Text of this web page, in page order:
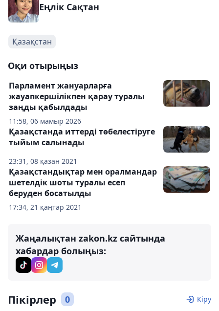
Еңлік Сақтан
Қазақстан
Оқи отырыңыз
11:58, 06 мамыр 2026
Парламент жануарларға
жауапкершілікпен қарау туралы
заңды қабылдады
23:31, 08 қазан 2021
Қазақстанда иттерді төбелестіруге
тыйым салынады
17:34, 21 қаңтар 2021
Қазақстандықтар мен оралмандар
шетелдік шоты туралы есеп
беруден босатылды
Жаңалықтан zakon.kz сайтында
хабардар болыңыз:
Пікірлер 0 Кіру